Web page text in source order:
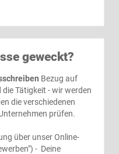
geweckt?
Bezug auf
Tätigkeit - wir werden
die verschiedenen
prüfen.
über unser Online-
- Deine